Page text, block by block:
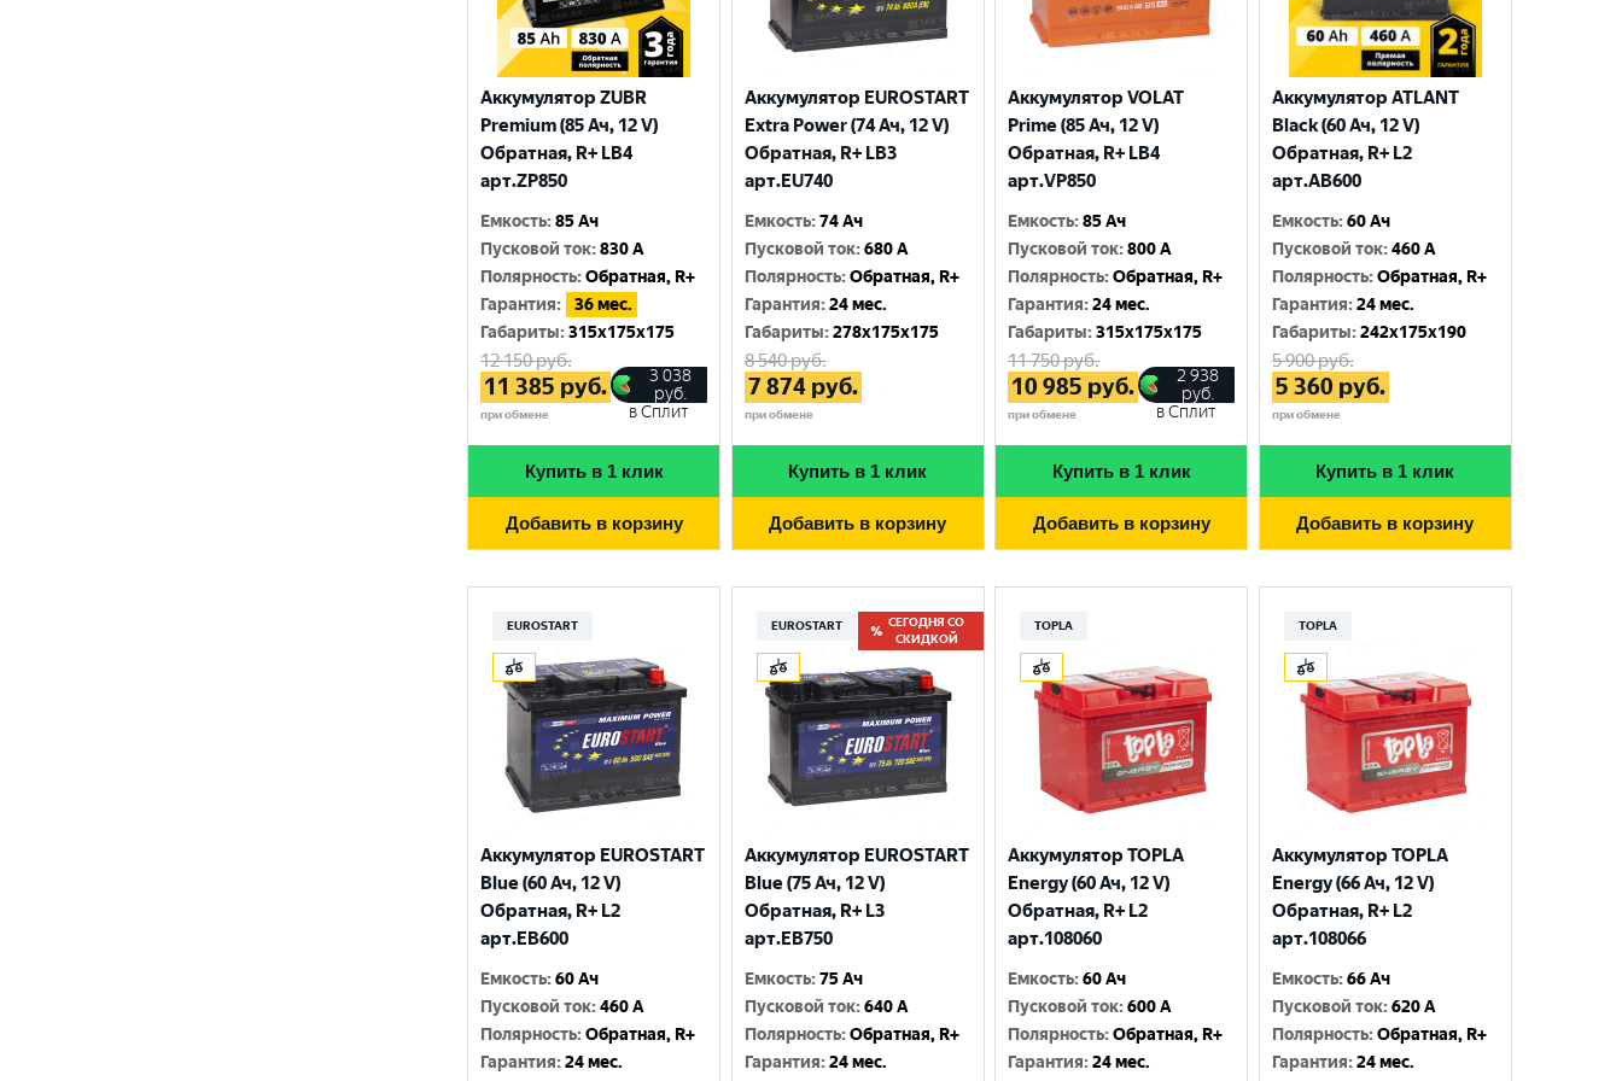
Аккумулятор ZUBR
Premium (85 Ач, 12 V)
Обратная, R+ LB4
арт.ZP850
Емкость:85 Ач
Пусковой ток:830 A
Полярность:Обратная, R+
Гарантия:
36 мес.
Габариты:315x175x175
12 150руб.
11 385 руб.
при обмене
3 038
руб.
в Сплит
Купить в 1 клик
Добавить в корзину
Аккумулятор EUROSTART
Extra Power (74 Ач, 12 V)
Обратная, R+ LB3
арт.EU740
Емкость:74 Ач
Пусковой ток:680 A
Полярность:Обратная, R+
Гарантия:24 мес.
Габариты:278x175x175
8 540руб.
7 874руб.
при обмене
Купить в 1 клик
Добавить в корзину
Аккумулятор VOLAT
Prime (85 Ач, 12 V)
Обратная, R+ LB4
арт.VP850
Емкость:85 Ач
Пусковой ток:800 A
Полярность:Обратная, R+
Гарантия:24 мес.
Габариты:315x175x175
11 750руб.
10 985 руб.
при обмене
2 938
руб.
в Сплит
Купить в 1 клик
Добавить в корзину
Аккумулятор ATLANT
Black (60 Ач, 12 V)
Обратная, R+ L2
арт.AB600
Емкость:60 Ач
Пусковой ток:460 A
Полярность:Обратная, R+
Гарантия:24 мес.
Габариты:242x175x190
5 900руб.
5 360 руб.
при обмене
Купить в 1 клик
Добавить в корзину
EUROSTART
Аккумулятор EUROSTART
Blue (60 Ач, 12 V)
Обратная, R+ L2
арт.EB600
Емкость:60 Ач
Пусковой ток:460 A
Полярность:Обратная, R+
Гарантия:24 мес.
EUROSTART
СЕГОДНЯ СО
СКИДКОЙ
Аккумулятор EUROSTART
Blue (75 Ач, 12 V)
Обратная, R+ L3
арт.EB750
Емкость:75 Ач
Пусковой ток:640 A
Полярность:Обратная, R+
Гарантия:24 мес.
TOPLA
Аккумулятор TOPLA
Energy (60 Ач, 12 V)
Обратная, R+ L2
арт.108060
Емкость:60 Ач
Пусковой ток:600 A
Полярность:Обратная, R+
Гарантия:24 мес.
TOPLA
Аккумулятор TOPLA
Energy (66 Ач, 12 V)
Обратная, R+ L2
арт.108066
Емкость:66 Ач
Пусковой ток:620 A
Полярность:Обратная, R+
Гарантия:24 мес.